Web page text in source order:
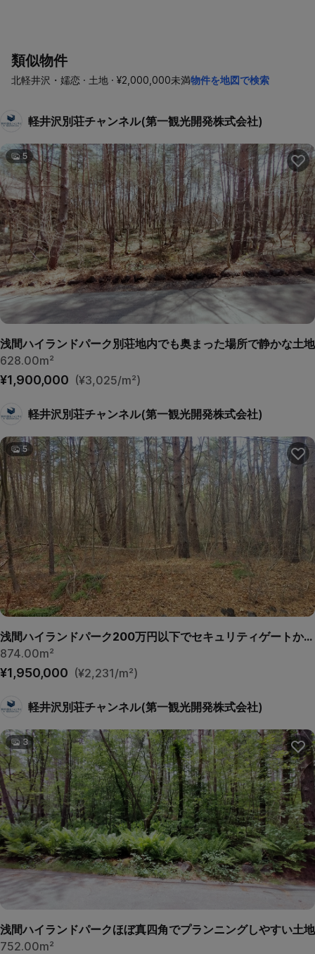
類似物件
北軽井沢・嬬恋 · 土地 · ¥2,000,000未満物件を地図で検索
軽井沢別荘チャンネル(第一観光開発株式会社)
5
浅間ハイランドパーク別荘地内でも奥まった場所で静かな土地
628.00m²
¥1,900,000 (¥3,025/m²)
軽井沢別荘チャンネル(第一観光開発株式会社)
5
浅間ハイランドパーク200万円以下でセキュリティゲートから離れていて静かな土地
874.00m²
¥1,950,000 (¥2,231/m²)
軽井沢別荘チャンネル(第一観光開発株式会社)
3
浅間ハイランドパークほぼ真四角でプランニングしやすい土地
752.00m²